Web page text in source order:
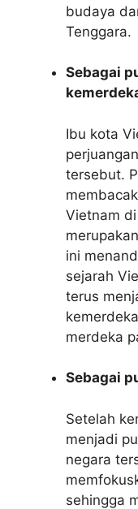
budaya
Tenggara.
Sebagai
Ibu kota
tersebut.
Vietnam
ini
sejarah
terus
merdeka
Sebagai
Setelah
menjadi
negara
sehingga